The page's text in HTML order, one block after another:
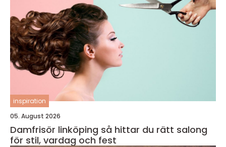
inspiration
05. August 2026
Damfrisör linköping så hittar du rätt salong
för stil, vardag och fest